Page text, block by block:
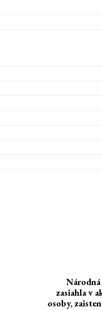
zasiahla v
osoby,